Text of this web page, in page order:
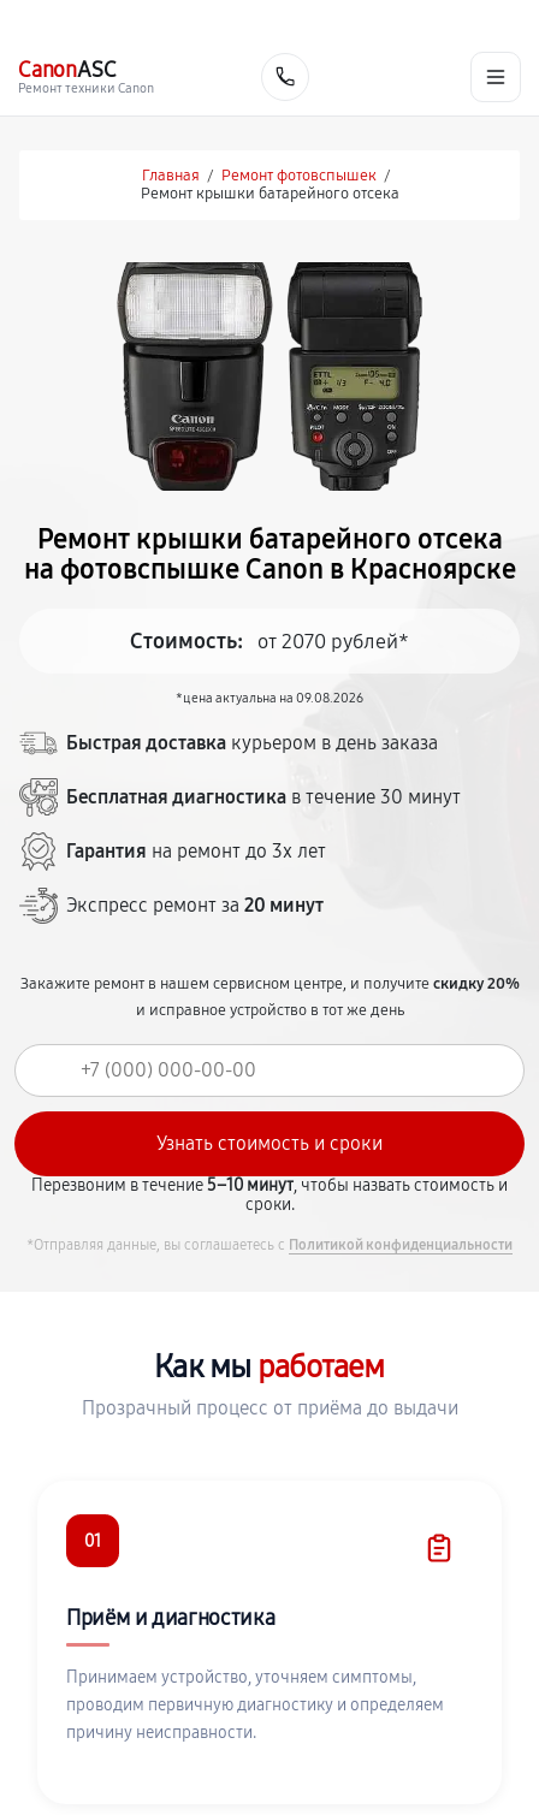
CanonASC
Ремонт техники Canon
Главная / Ремонт фотовспышек /
Ремонт крышки батарейного отсека
Ремонт крышки батарейного отсека
на фотовспышке Canon в Красноярске
Стоимость: от 2070 рублей*
*цена актуальна на 09.08.2026
Быстрая доставка курьером в день заказа
Бесплатная диагностика в течение 30 минут
Гарантия на ремонт до 3х лет
Экспресс ремонт за 20 минут
Закажите ремонт в нашем сервисном центре, и получитескидку 20%
и исправное устройство в тот же день
Перезвоним в течение5–10 минут, чтобы назвать стоимость и
сроки.
*Отправляя данные, вы соглашаетесь с Политикой конфиденциальности
Как мы работаем
Прозрачный процесс от приёма до выдачи
01
Приём и диагностика
Принимаем устройство, уточняем симптомы,
проводим первичную диагностику и определяем
причину неисправности.